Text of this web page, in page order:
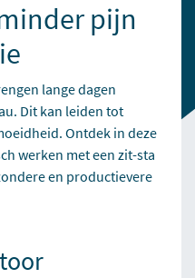
pijn
lange dagen
Dit kan leiden tot
Ontdek in deze
werken met een zit-sta
en productievere